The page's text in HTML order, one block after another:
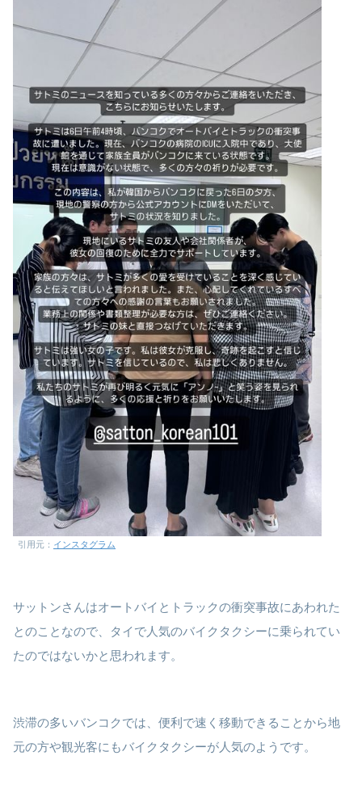
引用元： インスタグラム
サットンさんはオートバイとトラックの衝突事故にあわれた
とのことなので、タイで人気のバイクタクシーに乗られてい
たのではないかと思われます。
渋滞の多いバンコクでは、便利で速く移動できることから地
元の方や観光客にもバイクタクシーが人気のようです。